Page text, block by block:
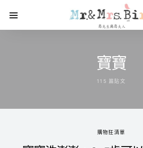
寶寶
115 篇貼文
購物狂清單